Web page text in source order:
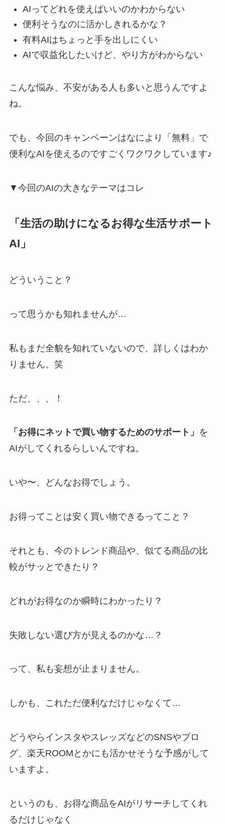
AIってどれを使えばいいのかわからない
便利そうなのに活かしきれるかな？
有料AIはちょっと手を出しにくい
AIで収益化したいけど、やり方がわからない
こんな悩み、不安がある人も多いと思うんですよ
ね。
でも、今回のキャンペーンはなにより「無料」で
便利なAIを使えるのですごくワクワクしています♪
▼今回のAIの大きなテーマはコレ
「生活の助けになるお得な生活サポート
AI」
どういうこと？
って思うかも知れませんが…
私もまだ全貌を知れていないので、詳しくはわか
りません。笑
ただ、、、！
「お得にネットで買い物するためのサポート」 を
AIがしてくれるらしいんですね。
いや〜、どんなお得でしょう。
お得ってことは安く買い物できるってこと？
それとも、今のトレンド商品や、似てる商品の比
較がサッとできたり？
どれがお得なのか瞬時にわかったり？
失敗しない選び方が見えるのかな…？
って、私も妄想が止まりません。
しかも、これただ便利なだけじゃなくて…
どうやらインスタやスレッズなどのSNSやブロ
グ、楽天ROOMとかにも活かせそうな予感がして
いますよ。
というのも、お得な商品をAIがリサーチしてくれ
るだけじゃなく